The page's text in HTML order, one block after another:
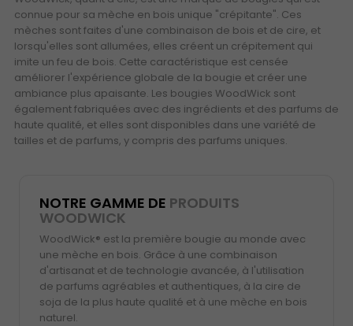
connue pour sa mèche en bois unique "crépitante". Ces
mèches sont faites d'une combinaison de bois et de cire, et
lorsqu'elles sont allumées, elles créent un crépitement qui
imite un feu de bois. Cette caractéristique est censée
améliorer l'expérience globale de la bougie et créer une
ambiance plus apaisante. Les bougies WoodWick sont
également fabriquées avec des ingrédients et des parfums de
haute qualité, et elles sont disponibles dans une variété de
tailles et de parfums, y compris des parfums uniques.
NOTRE GAMME DE PRODUITS
WOODWICK
WoodWick® est la première bougie au monde avec
une mèche en bois. Grâce à une combinaison
d'artisanat et de technologie avancée, à l'utilisation
de parfums agréables et authentiques, à la cire de
soja de la plus haute qualité et à une mèche en bois
naturel.